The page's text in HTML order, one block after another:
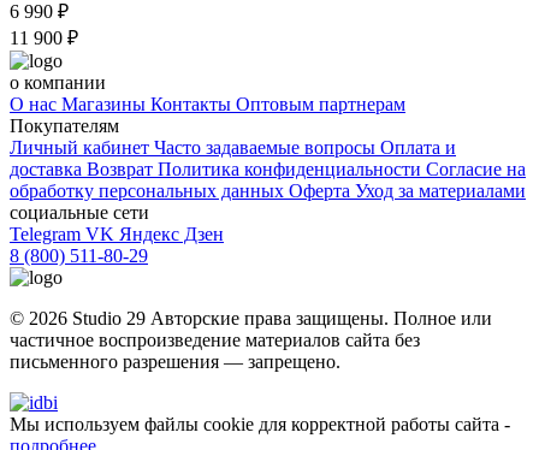
6 990 ₽
11 900 ₽
о компании
О нас Магазины Контакты Оптовым партнерам
Покупателям
Личный кабинет Часто задаваемые вопросы Оплата и
доставка Возврат Политика конфиденциальности Согласие на
обработку персональных данных Оферта Уход за материалами
социальные сети
Telegram VK Яндекс Дзен
8 (800) 511-80-29
© 2026 Studio 29 Авторские права защищены. Полное или
частичное воспроизведение материалов cайта без
письменного разрешения — запрещено.
Мы используем файлы cookie для корректной работы сайта -
подробнее